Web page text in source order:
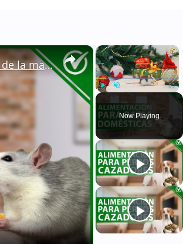
×
Now Playing
×
🐁 ¿Cómo ALIMENTAR a una RATA DOMÉSTICA de la manera correcta? - Nutrición 🐁🏡